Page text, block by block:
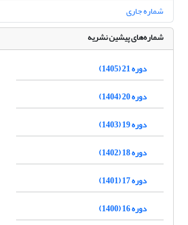
شماره جاری
شماره‌های پیشین نشریه
دوره 21 (1405)
دوره 20 (1404)
دوره 19 (1403)
دوره 18 (1402)
دوره 17 (1401)
دوره 16 (1400)